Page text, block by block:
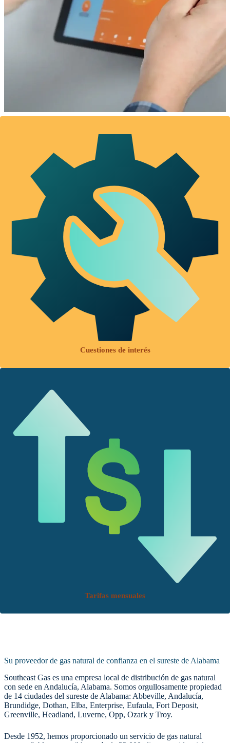
Cuestiones de interés
Tarifas mensuales
Su proveedor de gas natural de confianza en el sureste de Alabama
Southeast Gas es una empresa local de distribución de gas natural
con sede en Andalucía, Alabama. Somos orgullosamente propiedad
de 14 ciudades del sureste de Alabama: Abbeville, Andalucía,
Brundidge, Dothan, Elba, Enterprise, Eufaula, Fort Deposit,
Greenville, Headland, Luverne, Opp, Ozark y Troy.
Desde 1952, hemos proporcionado un servicio de gas natural